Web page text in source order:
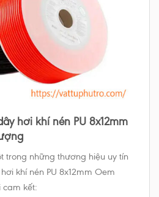
hơi khí nén PU 8x12mm
trong những thương hiệu uy tín
khí nén PU 8x12mm Oem
cam kết: